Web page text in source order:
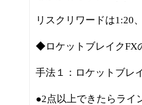
リスクリワードは1:20
◆ロケットブレイクFX
手法１：ロケットブレ
●2点以上できたらライ